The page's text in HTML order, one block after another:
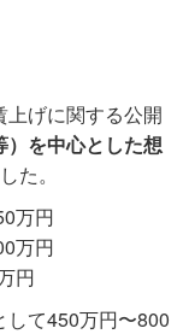
げに関する公開
）を中心とした想
た。
万円
万円
円
して450万円〜800